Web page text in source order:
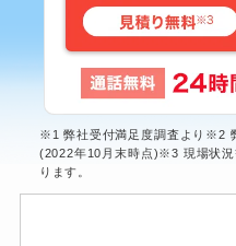
※1 弊社受付満足度調査より※2
(2022年10月末時点)※3 現場状況
ります。